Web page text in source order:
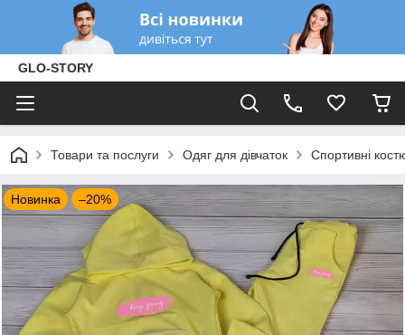
GLO-STORY
Товари та послуги Одяг для дівчаток Спортивні
Новинка –20%